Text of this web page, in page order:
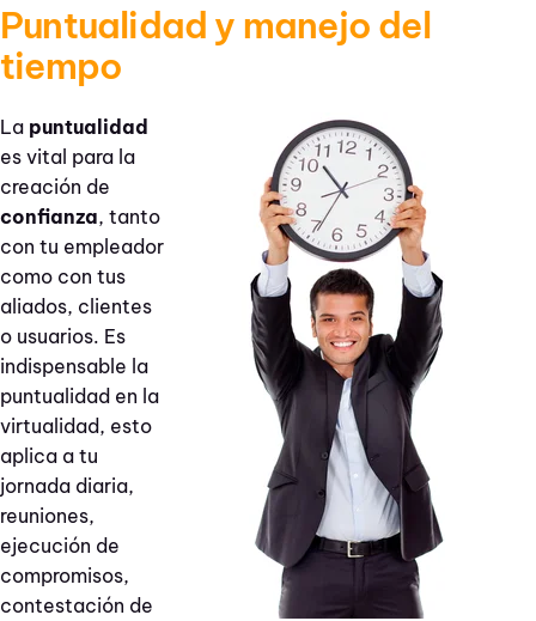
Puntualidad y manejo del
tiempo
La puntualidad
es vital para la
creación de
confianza, tanto
con tu empleador
como con tus
aliados, clientes
o usuarios. Es
indispensable la
puntualidad en la
virtualidad, esto
aplica a tu
jornada diaria,
reuniones,
ejecución de
compromisos,
contestación de